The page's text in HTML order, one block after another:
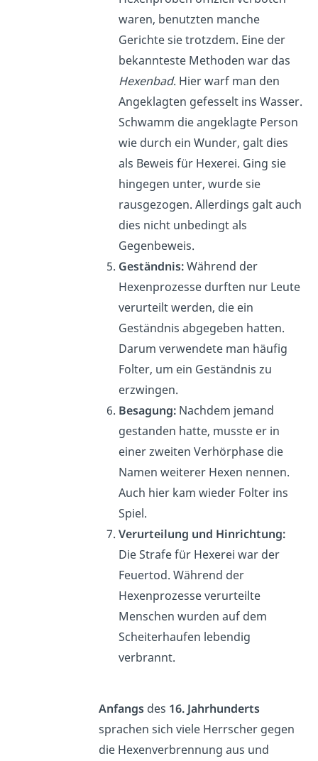
waren, benutzten manche
Gerichte sie trotzdem. Eine der
bekannteste Methoden war das
Hexenbad. Hier warf man den
Angeklagten gefesselt ins Wasser.
Schwamm die angeklagte Person
wie durch ein Wunder, galt dies
als Beweis für Hexerei. Ging sie
hingegen unter, wurde sie
rausgezogen. Allerdings galt auch
dies nicht unbedingt als
Gegenbeweis.
Geständnis:Während der
Hexenprozesse durften nur Leute
verurteilt werden, die ein
Geständnis abgegeben hatten.
Darum verwendete man häufig
Folter, um ein Geständnis zu
erzwingen.
Besagung:Nachdem jemand
gestanden hatte, musste er in
einer zweiten Verhörphase die
Namen weiterer Hexen nennen.
Auch hier kam wieder Folter ins
Spiel.
Verurteilung und Hinrichtung:
Die Strafe für Hexerei war der
Feuertod. Während der
Hexenprozesse verurteilte
Menschen wurden auf dem
Scheiterhaufen lebendig
verbrannt.
Anfangsdes 16. Jahrhunderts
sprachen sich viele Herrscher gegen
die Hexenverbrennung aus und